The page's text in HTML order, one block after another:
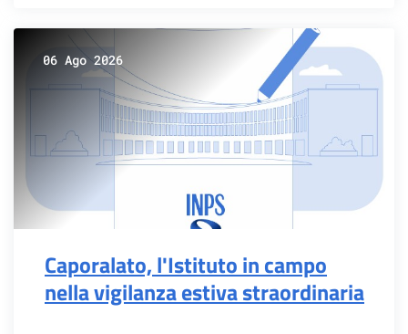
06 Ago 2026
Caporalato, l'Istituto in campo
nella vigilanza estiva straordinaria